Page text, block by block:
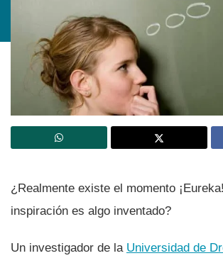
¿Realmente existe el momento
inspiración es algo inventado?
Un investigador de la Universidad de